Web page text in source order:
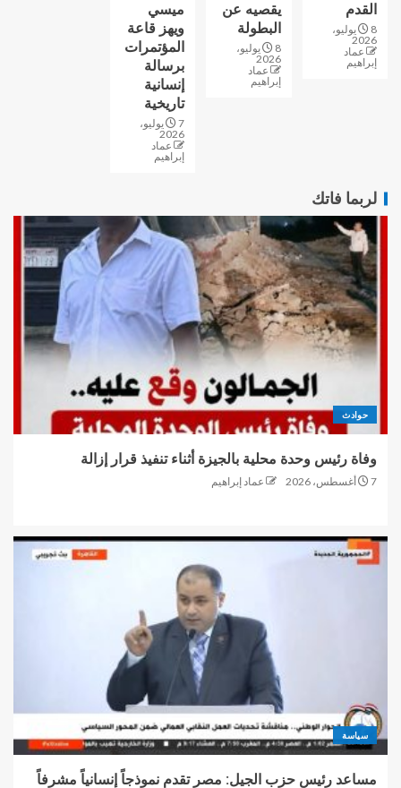
القدم
8 يوليو،
2026
عماد
إبراهيم
يقصيه عن
البطولة
8 يوليو،
2026
عماد
إبراهيم
ميسي
ويهز قاعة
المؤتمرات
برسالة
إنسانية
تاريخية
7 يوليو،
2026
عماد
إبراهيم
لربما فاتك
حوادث
وفاة رئيس وحدة محلية بالجيزة أثناء تنفيذ قرار إزالة
7 أغسطس، 2026 عماد إبراهيم
سياسة
مساعد رئيس حزب الجيل: مصر تقدم نموذجاً إنسانياً مشرفاً